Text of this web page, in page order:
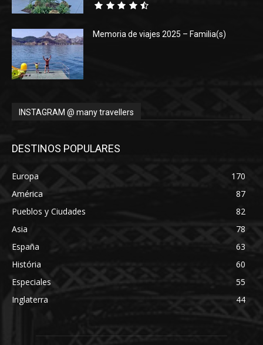
Memoria de viajes 2025 – Familia(s)
INSTAGRAM @ many travellers
DESTINOS POPULARES
Europa
170
América
87
Pueblos y Ciudades
82
Asia
78
España
63
História
60
Especiales
55
Inglaterra
44